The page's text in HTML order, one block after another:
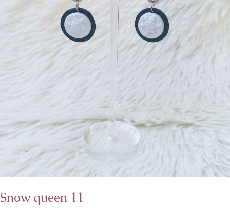
Snow queen 11